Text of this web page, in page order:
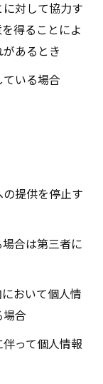
対して協力す
得ることによ
あるとき
いる場合
提供を停止す
合は第三者に
おいて個人情
合
って個人情報